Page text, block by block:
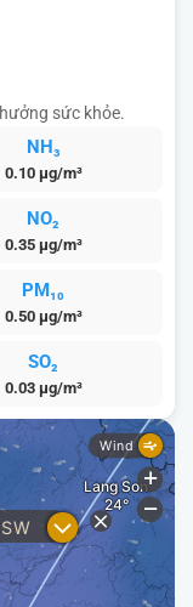
sức khỏe.
NH₃
0.10 μg/m³
NO₂
0.35 μg/m³
PM₁₀
0.50 μg/m³
SO₂
0.03 μg/m³